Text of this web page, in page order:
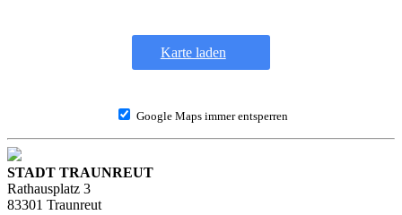
Karte laden
Google Maps immer entsperren
STADT TRAUNREUT
Rathausplatz 3
83301 Traunreut